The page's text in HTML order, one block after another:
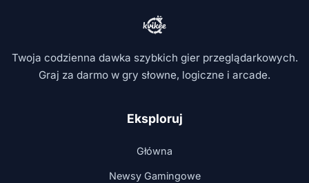
Twoja codzienna dawka szybkich gier przeglądarkowych.
Graj za darmo w gry słowne, logiczne i arcade.
Eksploruj
Główna
Newsy Gamingowe